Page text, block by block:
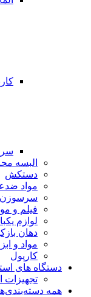
البسه
دستکش
مواد
سرسوزن
فیلم و
لوازم
دهان
مواد و
کارپول
دستگاه های
تجهیزات
همه